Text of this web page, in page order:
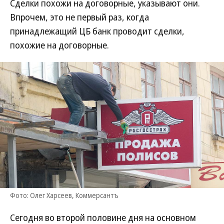
Сделки похожи на договорные, указывают они.
Впрочем, это не первый раз, когда
принадлежащий ЦБ банк проводит сделки,
похожие на договорные.
Фото: Олег Харсеев, Коммерсантъ
Сегодня во второй половине дня на основном